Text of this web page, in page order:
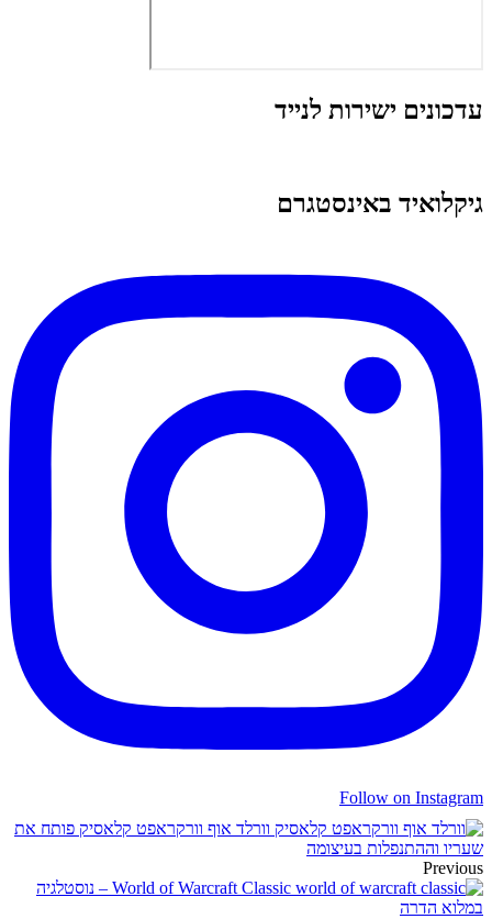
עדכונים ישירות לנייד
גיקלואיד באינסטגרם
Follow on Instagram
וורלד אוף וורקראפט קלאסיק פותח את
שעריו וההתנפלות בעיצומה
Previous
World of Warcraft Classic – נוסטלגיה
במלוא הדרה